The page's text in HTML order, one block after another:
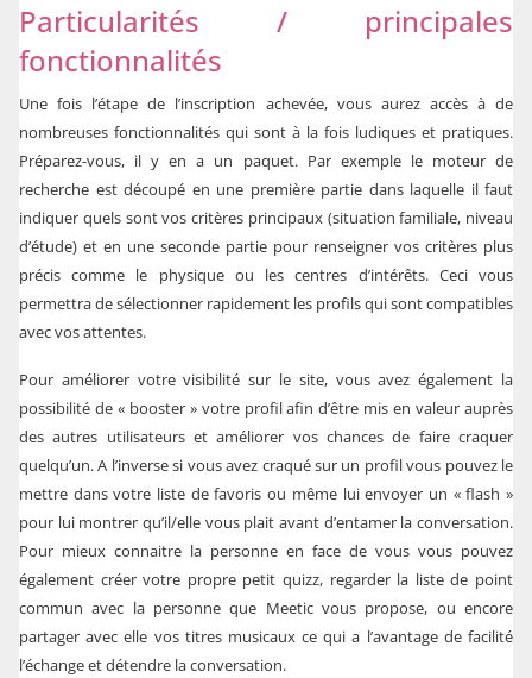
Particularités / principales
fonctionnalités
Une fois l’étape de l’inscription achevée, vous aurez accès à de
nombreuses fonctionnalités qui sont à la fois ludiques et pratiques.
Préparez-vous, il y en a un paquet. Par exemple le moteur de
recherche est découpé en une première partie dans laquelle il faut
indiquer quels sont vos critères principaux (situation familiale, niveau
d’étude) et en une seconde partie pour renseigner vos critères plus
précis comme le physique ou les centres d’intérêts. Ceci vous
permettra de sélectionner rapidement les profils qui sont compatibles
avec vos attentes.
Pour améliorer votre visibilité sur le site, vous avez également la
possibilité de « booster » votre profil afin d’être mis en valeur auprès
des autres utilisateurs et améliorer vos chances de faire craquer
quelqu’un. A l’inverse si vous avez craqué sur un profil vous pouvez le
mettre dans votre liste de favoris ou même lui envoyer un « flash »
pour lui montrer qu’il/elle vous plait avant d’entamer la conversation.
Pour mieux connaitre la personne en face de vous vous pouvez
également créer votre propre petit quizz, regarder la liste de point
commun avec la personne que Meetic vous propose, ou encore
partager avec elle vos titres musicaux ce qui a l’avantage de facilité
l’échange et détendre la conversation.